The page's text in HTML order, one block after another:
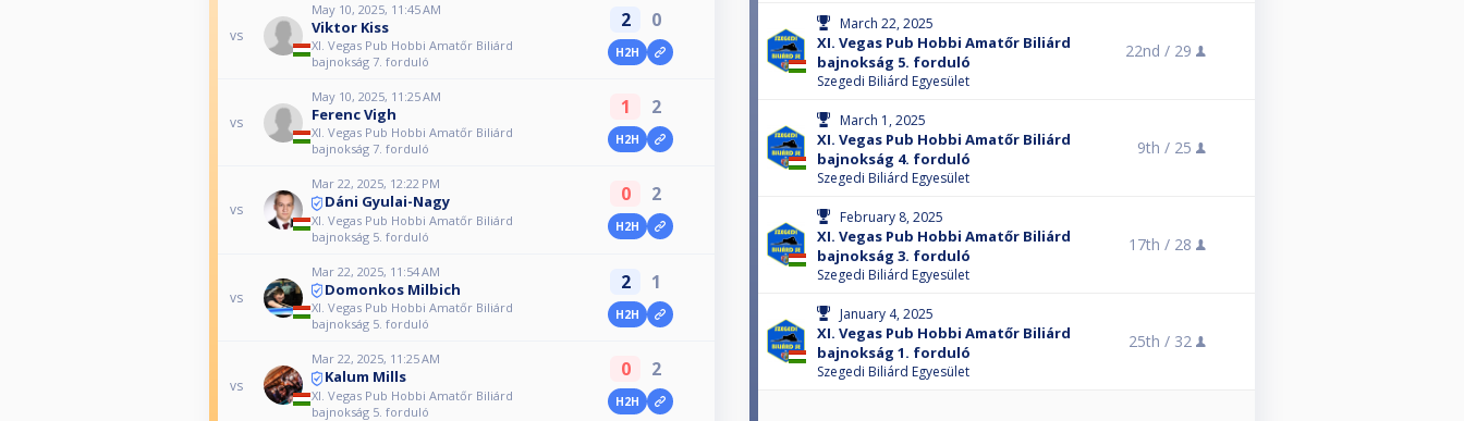
vs
May 10, 2025, 11:45 AM
Viktor Kiss
XI. Vegas Pub Hobbi Amatőr Biliárd
bajnokság 7. forduló
2 0
H2H
vs
May 10, 2025, 11:25 AM
Ferenc Vigh
XI. Vegas Pub Hobbi Amatőr Biliárd
bajnokság 7. forduló
1 2
H2H
vs
Mar 22, 2025, 12:22 PM
Dáni Gyulai-Nagy
XI. Vegas Pub Hobbi Amatőr Biliárd
bajnokság 5. forduló
0 2
H2H
vs
Mar 22, 2025, 11:54 AM
Domonkos Milbich
XI. Vegas Pub Hobbi Amatőr Biliárd
bajnokság 5. forduló
2 1
H2H
vs
Mar 22, 2025, 11:25 AM
Kalum Mills
XI. Vegas Pub Hobbi Amatőr Biliárd
bajnokság 5. forduló
0 2
H2H
March 22, 2025
XI. Vegas Pub Hobbi Amatőr Biliárd
bajnokság 5. forduló
Szegedi Biliárd Egyesület
22nd / 29
March 1, 2025
XI. Vegas Pub Hobbi Amatőr Biliárd
bajnokság 4. forduló
Szegedi Biliárd Egyesület
9th / 25
February 8, 2025
XI. Vegas Pub Hobbi Amatőr Biliárd
bajnokság 3. forduló
Szegedi Biliárd Egyesület
17th / 28
January 4, 2025
XI. Vegas Pub Hobbi Amatőr Biliárd
bajnokság 1. forduló
Szegedi Biliárd Egyesület
25th / 32